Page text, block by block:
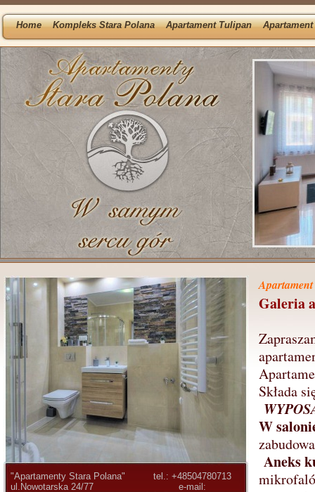
Home Kompleks Stara Polana Apartament Tulipan
"Apartamenty Stara Polana"
ul.Nowotarska 24/77
tel.: +48504780713
e-mail:
Galeria
Składa
W
Aneks